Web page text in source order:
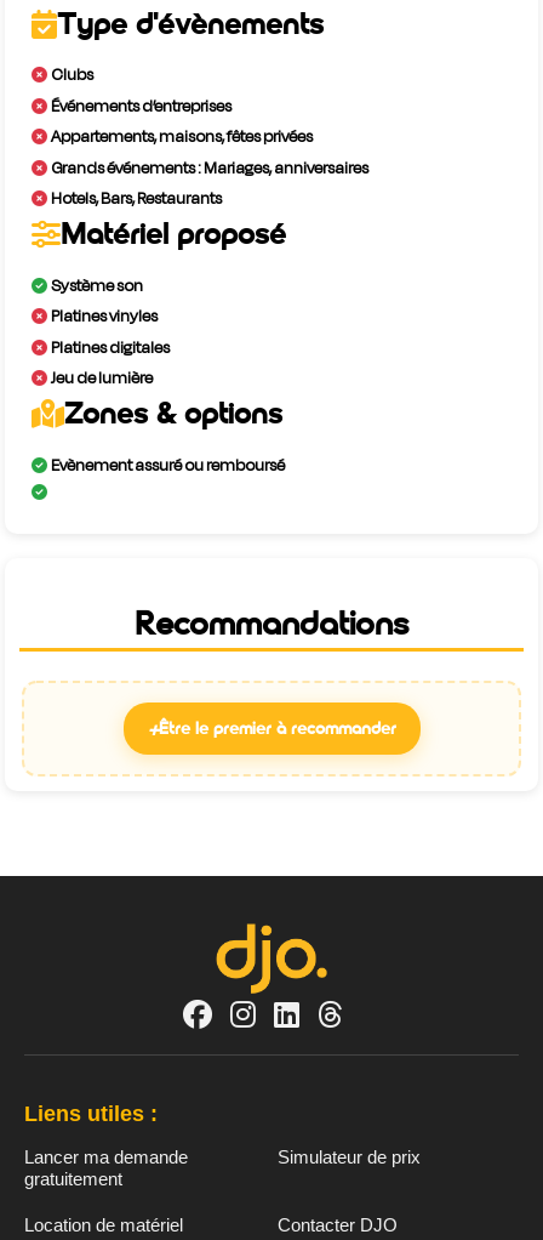
Type d'évènements
Clubs
Événements d’entreprises
Appartements, maisons, fêtes privées
Grands événements : Mariages, anniversaires
Hotels, Bars, Restaurants
Matériel proposé
Système son
Platines vinyles
Platines digitales
Jeu de lumière
Zones & options
Evènement assuré ou remboursé
Recommandations
+Être le premier à recommander
Liens utiles :
Lancer ma demande
gratuitement
Simulateur de prix
Location de matériel Contacter DJO